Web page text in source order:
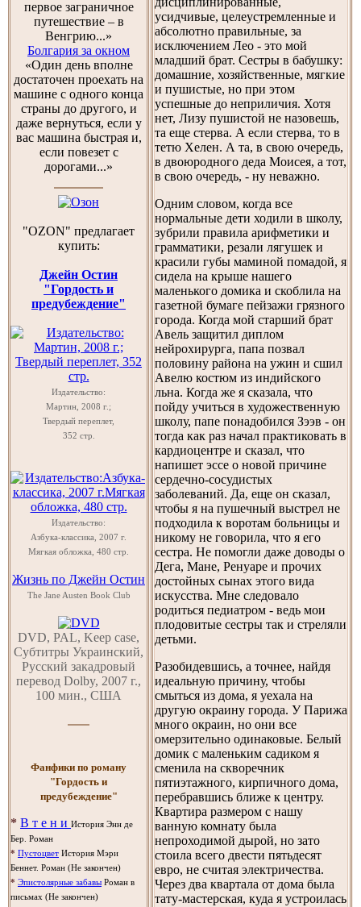
первое заграничное
путешествие – в
Венгрию...»
Болгария за окном
«Один день вполне
достаточен проехать на
машине с одного конца
страны до другого, и
даже вернуться, если у
вас машина быстрая и,
если повезет с
дорогами...»
"OZON" предлагает
купить:
Джейн Остин
"Гордость и
предубеждение"
Издательство:
Мартин, 2008 г.;
Твердый переплет,
352 стр.
Издательство:
Азбука-классика, 2007 г.
Мягкая обложка, 480 стр.
Жизнь по Джейн Остин
The Jane Austen Book Club
DVD, PAL, Keep case,
Субтитры Украинский,
Русский закадровый
перевод Dolby, 2007 г.,
100 мин., США
Фанфики по роману
"Гордость и
предубеждение"
* В т е н и История Энн де
Бер. Роман
* Пустоцвет История Мэри
Беннет. Роман (Не закончен)
* Эпистолярные забавы Роман в
письмах (Не закончен)
усидчивые, целеустремленные и
абсолютно правильные, за
исключением Лео - это мой
младший брат. Сестры в бабушку:
домашние, хозяйственные, мягкие
и пушистые, но при этом
успешные до неприличия. Хотя
нет, Лизу пушистой не назовешь,
та еще стерва. А если стерва, то в
тетю Хелен. А та, в свою очередь,
в двоюродного деда Моисея, а тот,
в свою очередь, - ну неважно.
Одним словом, когда все
нормальные дети ходили в школу,
зубрили правила арифметики и
грамматики, резали лягушек и
красили губы маминой помадой, я
сидела на крыше нашего
маленького домика и скоблила на
газетной бумаге пейзажи грязного
города. Когда мой старший брат
Авель защитил диплом
нейрохирурга, папа позвал
половину района на ужин и сшил
Авелю костюм из индийского
льна. Когда же я сказала, что
пойду учиться в художественную
школу, папе понадобился Зээв - он
тогда как раз начал практиковать в
кардиоцентре и сказал, что
напишет эссе о новой причине
сердечно-сосудистых
заболеваний. Да, еще он сказал,
чтобы я на пушечный выстрел не
подходила к воротам больницы и
никому не говорила, что я его
сестра. Не помогли даже доводы о
Дега, Мане, Ренуаре и прочих
достойных сынах этого вида
искусства. Мне следовало
родиться педиатром - ведь мои
плодовитые сестры так и стреляли
детьми.
Разобидевшись, а точнее, найдя
идеальную причину, чтобы
смыться из дома, я уехала на
другую окраину города. У Парижа
много окраин, но они все
омерзительно одинаковые. Белый
домик с маленьким садиком я
сменила на скворечник
пятиэтажного, кирпичного дома,
перебравшись ближе к центру.
Квартира размером с нашу
ванную комнату была
непроходимой дырой, но зато
стоила всего двести пятьдесят
евро, не считая электричества.
Через два квартала от дома была
тату-мастерская, куда я устроилась